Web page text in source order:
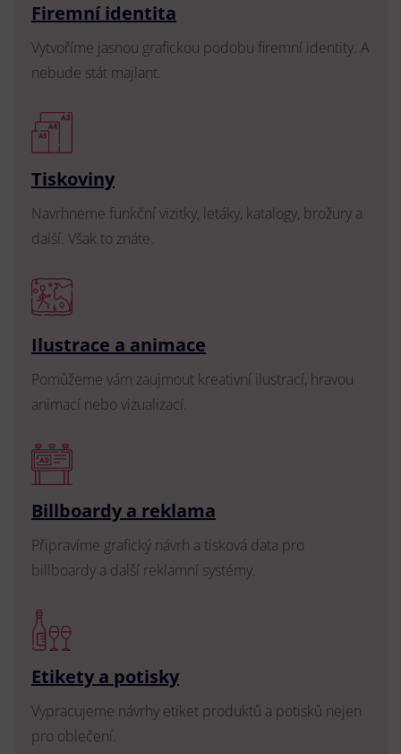
Firemní identita
Vytvoříme jasnou grafickou podobu firemní identity. A
nebude stát majlant.
Tiskoviny
Navrhneme funkční vizitky, letáky, katalogy, brožury a
další. Však to znáte.
Ilustrace a animace
Pomůžeme vám zaujmout kreativní ilustrací, hravou
animací nebo vizualizací.
Billboardy a reklama
Připravíme grafický návrh a tisková data pro
billboardy a další reklamní systémy.
Etikety a potisky
Vypracujeme návrhy etiket produktů a potisků nejen
pro oblečení.